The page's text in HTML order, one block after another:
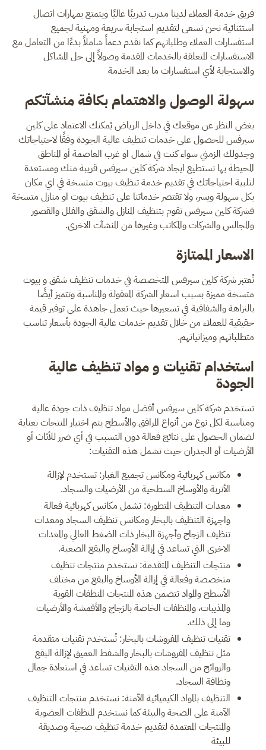
فريق خدمة العملاء لدينا مدرب تدريبًا عاليًا ويتمتع بمهارات اتصال
استثنائية نحن نسعى لتقديم استجابة سريعة ومهنية لجميع
استفسارات العملاء وطلباتهم كما نقدم دعماً شاملاً بدءًا من التعامل مع
الاستفسارات المتعلقة بالخدمات المقدمة وصولاً إلى حل المشاكل
والاستجابة لأي استفسارات ما بعد الخدمة
سهولة الوصول والاهتمام بكافة منشآتكم
بغض النظر عن موقعك في داخل الرياض يُمكنك الاعتماد على كلين
سيرفس للحصول على خدمات تنظيف عالية الجودة وفقًا لاحتياجاتك
وجدولك الزمني سواء كنت في شمال او غرب العاصمة أو المناطق
المحيطة بها تستطيع ايجاد شركة كلين سيرفس قريبة منك ومستعدة
لتلبية احتياجاتك في تقديم خدمة تنظيف بيوت متسخة في اي مكان
بكل سهولة ويسر، ولا تقتصر خدماتنا على تنظيف بيوت او منازل متسخة
فشركة كلين سيرفس تقوم بتنظيف المنازل والشقق والفلل والقصور
والمجالس والشركات والمكاتب وغيرها من المنشآت الاخرى.
الاسعار الممتازة
تُعتبر شركة كلين سيرفس المتخصصة في خدمات تنظيف شقق و بيوت
متسخة مميزة بسبب اسعار الشركة المعقولة والمناسبة وتتميز أيضًا
بالنزاهة والشفافية في تسعيرها حيث تعمل جاهدة على توفير قيمة
حقيقية للعملاء من خلال تقديم خدمات عالية الجودة بأسعار تناسب
متطلباتهم وميزانياتهم.
استخدام تقنيات و مواد تنظيف عالية
الجودة
تستخدم شركة كلين سيرفس أفضل مواد تنظيف ذات جودة عالية
ومناسبة لكل نوع من أنواع المرافق والأسطح يتم اختيار المنتجات بعناية
لضمان الحصول على نتائج فعالة دون التسبب في أي ضرر للأثاث أو
الأرضيات أو الجدران حيث تشمل هذه التقنيات:
مكانس كهربائية ومكانس تجميع الغبار: تستخدم لإزالة
الأتربة والأوساخ السطحية من الأرضيات والسجاد.
معدات التنظيف المتطورة: تشمل مكانس كهربائية فعالة
واجهزة التنظيف بالبخار ومكانس تنظيف السجاد ومعدات
تنظيف الزجاج وأجهزة البخار ذات الضغط العالي والمعدات
الاخرى التي تساعد في إزالة الأوساخ والبقع الصعبة.
منتجات التنظيف المتقدمة: نستخدم منتجات تنظيف
متخصصة وفعالة في إزالة الأوساخ والبقع من مختلف
الأسطح والمواد تتضمن هذه المنتجات المنظفات القوية
والمذيبات، والمنظفات الخاصة بالزجاج والأقمشة والأرضيات
وما إلى ذلك.
تقنيات تنظيف المفروشات بالبخار: تُستخدم تقنيات متقدمة
مثل تنظيف المفروشات بالبخار والشفط العميق لإزالة البقع
والروائح من السجاد هذه التقنيات تساعد في استعادة جمال
ونظافة السجاد.
التنظيف بالمواد الكيميائية الآمنة: نستخدم منتجات التنظيف
الآمنة على الصحة والبيئة كما نستخدم المنظفات العضوية
والمنتجات المعتمدة لتقديم خدمة تنظيف صحية وصديقة
للبيئة